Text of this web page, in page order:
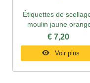
Étiquettes de
moulin jaune
€ 7,20
Voir plus